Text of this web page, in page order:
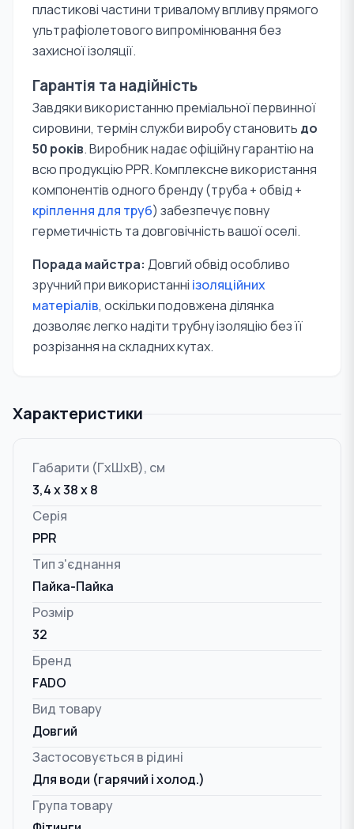
пластикові частини тривалому впливу прямого
ультрафіолетового випромінювання без
захисної ізоляції.
Гарантія та надійність
Завдяки використанню преміальної первинної
сировини, термін служби виробу становить до
50 років. Виробник надає офіційну гарантію на
всю продукцію PPR. Комплексне використання
компонентів одного бренду (труба + обвід +
кріплення для труб) забезпечує повну
герметичність та довговічність вашої оселі.
Порада майстра: Довгий обвід особливо
зручний при використанні ізоляційних
матеріалів, оскільки подовжена ділянка
дозволяє легко надіти трубну ізоляцію без її
розрізання на складних кутах.
Характеристики
Габарити (ГxШxВ), см
3,4 x 38 x 8
Серія
PPR
Тип з'єднання
Пайка-Пайка
Розмір
32
Бренд
FADO
Вид товару
Довгий
Застосовується в рідині
Для води (гарячий і холод.)
Група товару